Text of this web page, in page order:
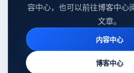
容中心，也可以前往博客中心
文章。
内容中心
博客中心